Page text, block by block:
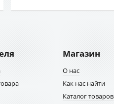
Магазин
О нас
Как нас найти
Каталог товаров